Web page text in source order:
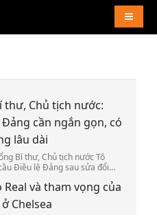
thư, Chủ tịch nước:
cần ngắn gọn, có
lâu dài
Bí thư, Chủ tịch nước Tô
Điều lệ Đảng sau sửa đổi
có sức sống lâu dài.
Real và tham vọng của
Chelsea